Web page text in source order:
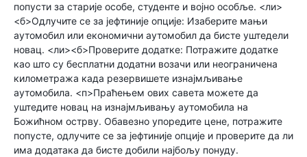
попусти за старије особе, студенте и војно особље. <ли>
<б>Одлучите се за јефтиније опције: Изаберите мањи
аутомобил или економични аутомобил да бисте уштедели
новац. <ли><б>Проверите додатке: Потражите додатке
као што су бесплатни додатни возачи или неограничена
километража када резервишете изнајмљивање
аутомобила. <п>Праћењем ових савета можете да
уштедите новац на изнајмљивању аутомобила на
Божићном острву. Обавезно упоредите цене, потражите
попусте, одлучите се за јефтиније опције и проверите да ли
има додатака да бисте добили најбољу понуду.